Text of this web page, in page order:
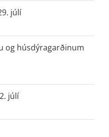
júlí
og húsdýragarðinum
júlí